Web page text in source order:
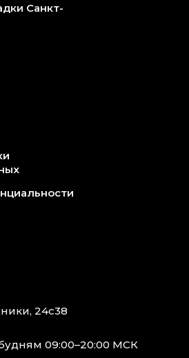
Санкт-
24с38
09:00–20:00 МСК